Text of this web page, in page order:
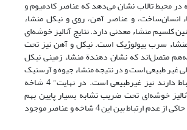
در محیط تالاب نشان می‌دهد که عناصر کادمیوم و
انسان‌ساخت، و عناصر آهن، روی و نیکل منشاء
کلسیم منشاء معدنی دارد. نتایج آنالیز خوشه‌ای
سرب بیولوژیک است. نیکل و آهن نیز تحت
متصل‌اند که نشان دهندة منشاء زمینی نیکل
غیر طبیعی است و در نتیجه منشاء جیوه و آرسنیک
که با مواد آلی ارتباط دارند نیز غیر‌طبیعی است. در نهایت" 4 شاخه
خوشه‌ای تحت ضریب تشابه بسیار پایین بهم
متصل می‌شوند که حاکی از عدم ارتباط بین این 4 شاخه و عناصر موجود